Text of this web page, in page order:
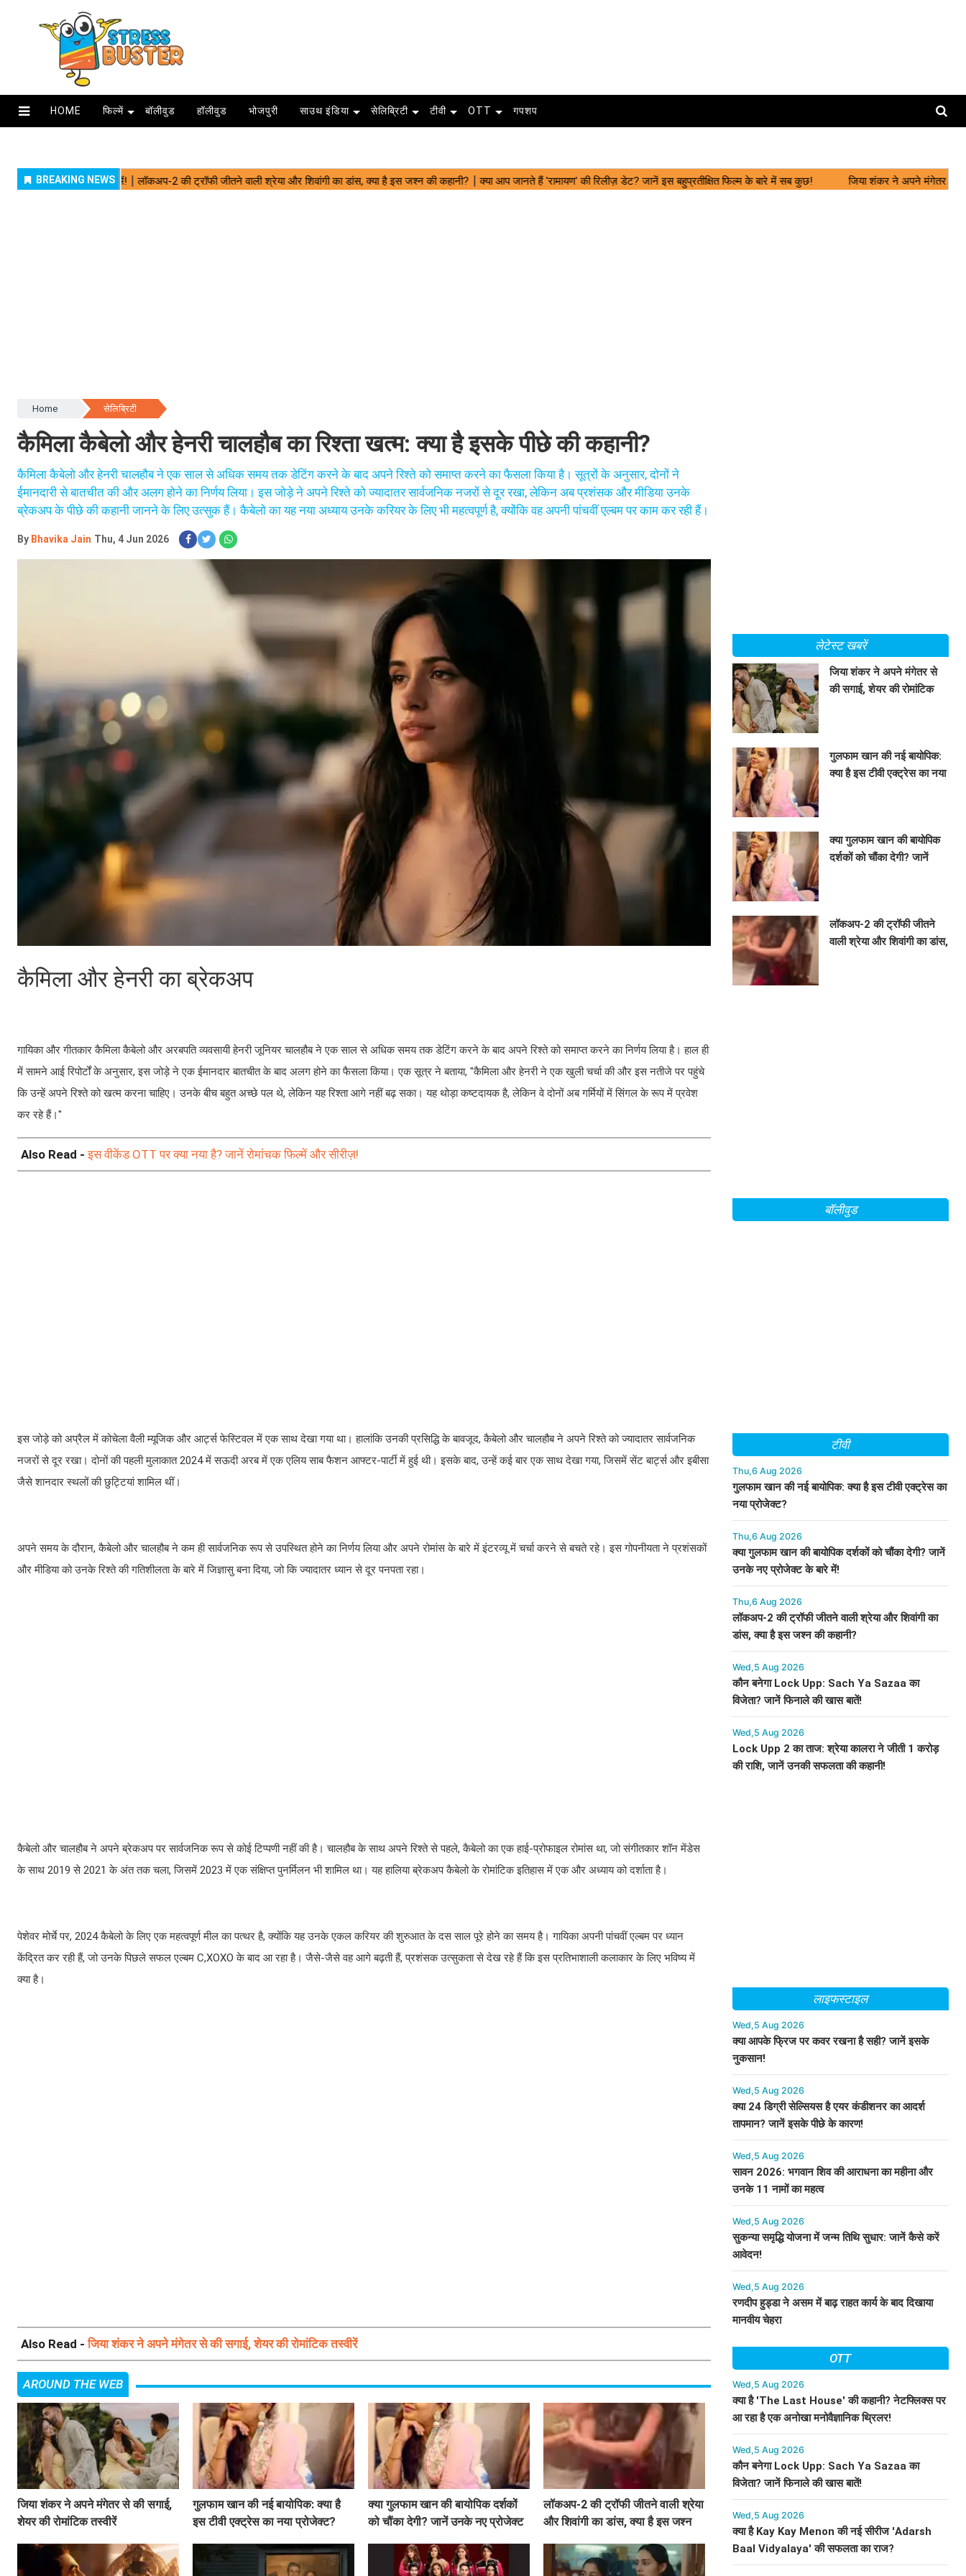
HOME फिल्में बॉलीवुड हॉलीवुड भोजपुरी साउथ इंडिया सेलिब्रिटी टीवी OTT गपशप
Home सेलिब्रिटी
कैमिला कैबेलो और हेनरी चालहौब का रिश्ता खत्म: क्या है इसके पीछे की कहानी?
कैमिला कैबेलो और हेनरी चालहौब ने एक साल से अधिक समय तक डेटिंग करने के बाद अपने रिश्ते को समाप्त करने का फैसला किया है। सूत्रों के अनुसार, दोनों ने
ईमानदारी से बातचीत की और अलग होने का निर्णय लिया। इस जोड़े ने अपने रिश्ते को ज्यादातर सार्वजनिक नजरों से दूर रखा, लेकिन अब प्रशंसक और मीडिया उनके
ब्रेकअप के पीछे की कहानी जानने के लिए उत्सुक हैं। कैबेलो का यह नया अध्याय उनके करियर के लिए भी महत्वपूर्ण है, क्योंकि वह अपनी पांचवीं एल्बम पर काम कर रही हैं।
By Bhavika Jain Thu, 4 Jun 2026
कैमिला और हेनरी का ब्रेकअप
गायिका और गीतकार कैमिला कैबेलो और अरबपति व्यवसायी हेनरी जूनियर चालहौब ने एक साल से अधिक समय तक डेटिंग करने के बाद अपने रिश्ते को समाप्त करने का निर्णय लिया है। हाल ही
में सामने आई रिपोर्टों के अनुसार, इस जोड़े ने एक ईमानदार बातचीत के बाद अलग होने का फैसला किया। एक सूत्र ने बताया, "कैमिला और हेनरी ने एक खुली चर्चा की और इस नतीजे पर पहुंचे
कि उन्हें अपने रिश्ते को खत्म करना चाहिए। उनके बीच बहुत अच्छे पल थे, लेकिन यह रिश्ता आगे नहीं बढ़ सका। यह थोड़ा कष्टदायक है, लेकिन वे दोनों अब गर्मियों में सिंगल के रूप में प्रवेश
कर रहे हैं।"
Also Read -इस वीकेंड OTT पर क्या नया है? जानें रोमांचक फिल्में और सीरीज़!
इस जोड़े को अप्रैल में कोचेला वैली म्यूजिक और आर्ट्स फेस्टिवल में एक साथ देखा गया था। हालांकि उनकी प्रसिद्धि के बावजूद, कैबेलो और चालहौब ने अपने रिश्ते को ज्यादातर सार्वजनिक
नजरों से दूर रखा। दोनों की पहली मुलाकात 2024 में सऊदी अरब में एक एलिय साब फैशन आफ्टर-पार्टी में हुई थी। इसके बाद, उन्हें कई बार एक साथ देखा गया, जिसमें सेंट बार्ट्स और इबीसा
जैसे शानदार स्थलों की छुट्टियां शामिल थीं।
अपने समय के दौरान, कैबेलो और चालहौब ने कम ही सार्वजनिक रूप से उपस्थित होने का निर्णय लिया और अपने रोमांस के बारे में इंटरव्यू में चर्चा करने से बचते रहे। इस गोपनीयता ने प्रशंसकों
और मीडिया को उनके रिश्ते की गतिशीलता के बारे में जिज्ञासु बना दिया, जो कि ज्यादातर ध्यान से दूर पनपता रहा।
कैबेलो और चालहौब ने अपने ब्रेकअप पर सार्वजनिक रूप से कोई टिप्पणी नहीं की है। चालहौब के साथ अपने रिश्ते से पहले, कैबेलो का एक हाई-प्रोफाइल रोमांस था, जो संगीतकार शॉन मेंडेस
के साथ 2019 से 2021 के अंत तक चला, जिसमें 2023 में एक संक्षिप्त पुनर्मिलन भी शामिल था। यह हालिया ब्रेकअप कैबेलो के रोमांटिक इतिहास में एक और अध्याय को दर्शाता है।
पेशेवर मोर्चे पर, 2024 कैबेलो के लिए एक महत्वपूर्ण मील का पत्थर है, क्योंकि यह उनके एकल करियर की शुरुआत के दस साल पूरे होने का समय है। गायिका अपनी पांचवीं एल्बम पर ध्यान
केंद्रित कर रही हैं, जो उनके पिछले सफल एल्बम C,XOXO के बाद आ रहा है। जैसे-जैसे वह आगे बढ़ती हैं, प्रशंसक उत्सुकता से देख रहे हैं कि इस प्रतिभाशाली कलाकार के लिए भविष्य में
क्या है।
Also Read -जिया शंकर ने अपने मंगेतर से की सगाई, शेयर की रोमांटिक तस्वीरें
AROUND THE WEB
जिया शंकर ने अपने मंगेतर से की सगाई,
शेयर की रोमांटिक तस्वीरें
गुलफाम खान की नई बायोपिक: क्या है
इस टीवी एक्ट्रेस का नया प्रोजेक्ट?
क्या गुलफाम खान की बायोपिक दर्शकों
को चौंका देगी? जानें उनके नए प्रोजेक्ट
लॉकअप-2 की ट्रॉफी जीतने वाली श्रेया
और शिवांगी का डांस, क्या है इस जश्न
लेटेस्ट खबरें
जिया शंकर ने अपने मंगेतर से
की सगाई, शेयर की रोमांटिक
गुलफाम खान की नई बायोपिक:
क्या है इस टीवी एक्ट्रेस का नया
क्या गुलफाम खान की बायोपिक
दर्शकों को चौंका देगी? जानें
लॉकअप-2 की ट्रॉफी जीतने
वाली श्रेया और शिवांगी का डांस,
बॉलीवुड
टीवी
Thu,6 Aug 2026
गुलफाम खान की नई बायोपिक: क्या है इस टीवी एक्ट्रेस का
नया प्रोजेक्ट?
Thu,6 Aug 2026
क्या गुलफाम खान की बायोपिक दर्शकों को चौंका देगी? जानें
उनके नए प्रोजेक्ट के बारे में!
Thu,6 Aug 2026
लॉकअप-2 की ट्रॉफी जीतने वाली श्रेया और शिवांगी का
डांस, क्या है इस जश्न की कहानी?
Wed,5 Aug 2026
कौन बनेगा Lock Upp: Sach Ya Sazaa का
विजेता? जानें फिनाले की खास बातें!
Wed,5 Aug 2026
Lock Upp 2 का ताज: श्रेया कालरा ने जीती 1 करोड़
की राशि, जानें उनकी सफलता की कहानी!
लाइफस्टाइल
Wed,5 Aug 2026
क्या आपके फ्रिज पर कवर रखना है सही? जानें इसके
नुकसान!
Wed,5 Aug 2026
क्या 24 डिग्री सेल्सियस है एयर कंडीशनर का आदर्श
तापमान? जानें इसके पीछे के कारण!
Wed,5 Aug 2026
सावन 2026: भगवान शिव की आराधना का महीना और
उनके 11 नामों का महत्व
Wed,5 Aug 2026
सुकन्या समृद्धि योजना में जन्म तिथि सुधार: जानें कैसे करें
आवेदन!
Wed,5 Aug 2026
रणदीप हुड्डा ने असम में बाढ़ राहत कार्य के बाद दिखाया
मानवीय चेहरा
OTT
Wed,5 Aug 2026
क्या है 'The Last House' की कहानी? नेटफ्लिक्स पर
आ रहा है एक अनोखा मनोवैज्ञानिक थ्रिलर!
Wed,5 Aug 2026
कौन बनेगा Lock Upp: Sach Ya Sazaa का
विजेता? जानें फिनाले की खास बातें!
Wed,5 Aug 2026
क्या है Kay Kay Menon की नई सीरीज 'Adarsh
Baal Vidyalaya' की सफलता का राज?